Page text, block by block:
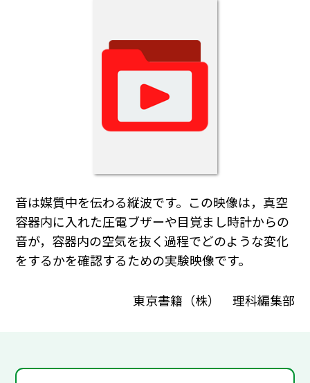
音は媒質中を伝わる縦波です。この映像は，真空
容器内に入れた圧電ブザーや目覚まし時計からの
音が，容器内の空気を抜く過程でどのような変化
をするかを確認するための実験映像です。
東京書籍（株） 理科編集部